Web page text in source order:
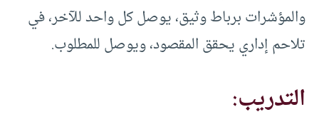
والمؤشرات برباط وثيق، يوصل كل واحد للآخر، في
تلاحم إداري يحقق المقصود، ويوصل للمطلوب.
التدريب: